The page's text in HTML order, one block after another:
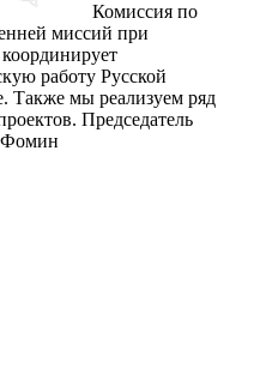
Комиссия по
миссий при
работу Русской
Также мы реализуем ряд
Председатель
Фомин